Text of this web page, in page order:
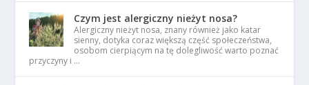
Czym jest alergiczny nieżyt nosa?
Alergiczny nieżyt nosa, znany również jako katar
sienny, dotyka coraz większą część społeczeństwa,
osobom cierpiącym na tę dolegliwość warto poznać
przyczyny i …